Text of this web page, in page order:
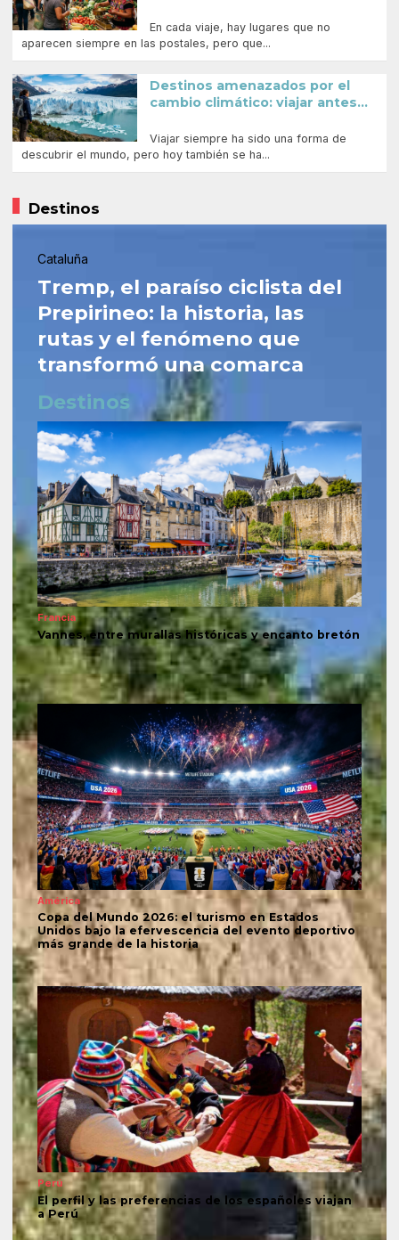
En cada viaje, hay lugares que no
aparecen siempre en las postales, pero que...
Destinos amenazados por el
cambio climático: viajar antes...
Viajar siempre ha sido una forma de
descubrir el mundo, pero hoy también se ha...
Destinos
Cataluña
Tremp, el paraíso ciclista del
Prepirineo: la historia, las
rutas y el fenómeno que
transformó una comarca
Destinos
Francia
Vannes, entre murallas históricas y encanto bretón
América
Copa del Mundo 2026: el turismo en Estados
Unidos bajo la efervescencia del evento deportivo
más grande de la historia
Perú
El perfil y las preferencias de los españoles viajan
a Perú